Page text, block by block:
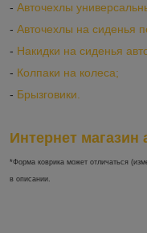
- Авточехлы
- Авточехлы на сиденья
- Накидки на сиденья
- Колпаки на колеса;
- Брызговики.
Интернет магазин
*Форма коврика может отличаться
в описании.